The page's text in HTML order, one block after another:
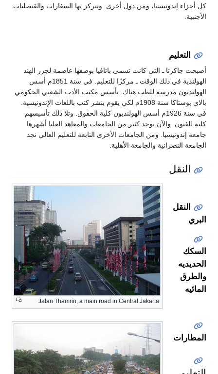
كل أجزاء إندونيسيا، ومن دول أخرى. وتتركز بها السفارات والقنصليات
الأجنبية.
التعليم
أصبحت جاكرتا ـ التي كانت تسمى باتافيا بوصفها عاصمة لجزر الهند
الهولندية في ذلك الوقت ـ مركزًا للتعليم. في سنة 1851م أسس
الهولنديون مدرسة للطب هناك. تأسس مكتب الأدب الشعبي الحكومي
بالاي بوستاكا سنة 1908م لكي يقوم بنشر كتب باللغات الإندونيسية.
في سنة 1926م أسس الهولنديون كلية الحقوق. وتلا ذلك تأسيسهم
كلية للفنون. والآن يوجد كثير من الجامعات والمعاهد العليا أشهرها
جامعة إندونيسيا. ومن الجامعات الأخرى التابعة للتعليم العالي نجد
الجامعة النصرانية والجامعة الأهلية.
النقل
Jalan Thamrin, a main road in Central Jakarta
النقل
البري
السكك
الحديديه
والطرق
المائيه
المطارات